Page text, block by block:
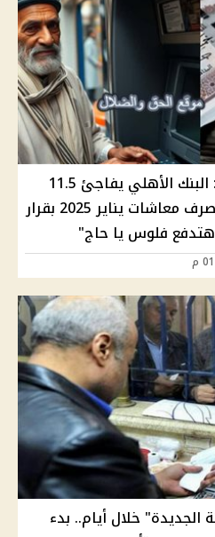
هدية لأصحاب المعاشات : البنك الأهلي يفاجئ 11.5
مليون صاحب معاش قبل صرف معاشات يناير 2025 بقرار
فلوس يا حاج"
خلال أيام.. بدء